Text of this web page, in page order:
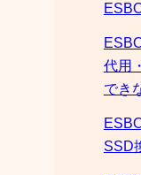
代用
でき
SSD